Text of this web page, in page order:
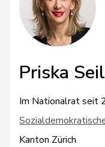
Priska
Im Nationalrat seit
Kanton Zürich